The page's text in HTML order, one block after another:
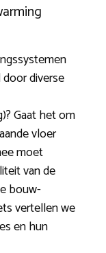
diverse
Gaat het om
vloer
moet
van de
bouw-
vertellen we
en hun